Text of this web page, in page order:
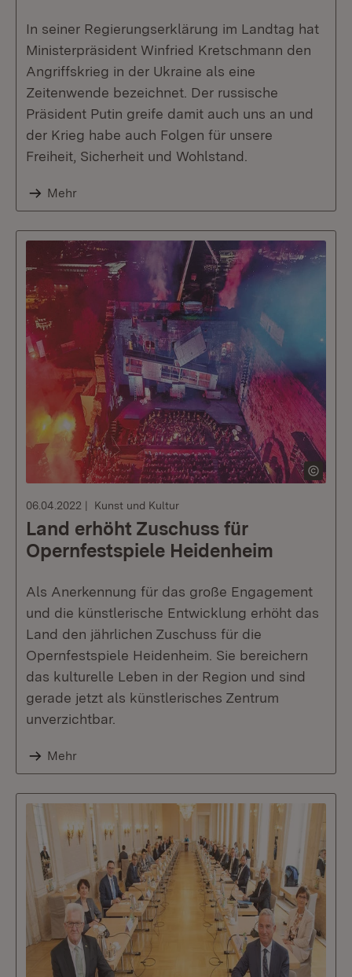
In seiner Regierungserklärung im Landtag hat
Ministerpräsident Winfried Kretschmann den
Angriffskrieg in der Ukraine als eine
Zeitenwende bezeichnet. Der russische
Präsident Putin greife damit auch uns an und
der Krieg habe auch Folgen für unsere
Freiheit, Sicherheit und Wohlstand.
Mehr
06.04.2022 Kunst und Kultur
Land erhöht Zuschuss für
Opernfestspiele Heidenheim
Als Anerkennung für das große Engagement
und die künstlerische Entwicklung erhöht das
Land den jährlichen Zuschuss für die
Opernfestspiele Heidenheim. Sie bereichern
das kulturelle Leben in der Region und sind
gerade jetzt als künstlerisches Zentrum
unverzichtbar.
Mehr